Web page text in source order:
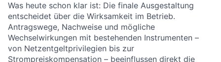
Was heute schon klar ist: Die finale Ausgestaltung
entscheidet über die Wirksamkeit im Betrieb.
Antragswege, Nachweise und mögliche
Wechselwirkungen mit bestehenden Instrumenten –
von Netzentgeltprivilegien bis zur
Strompreiskompensation – beeinflussen direkt die